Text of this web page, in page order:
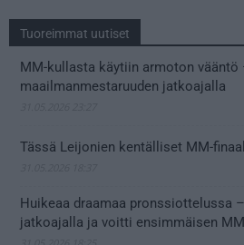
Tuoreimmat uutiset
MM-kullasta käytiin armoton
maailmanmestaruuden jatkoajalla
Tässä Leijonien kentälliset MM-
Huikeaa draamaa pronssiottelussa
jatkoajalla ja voitti ensimmäisen